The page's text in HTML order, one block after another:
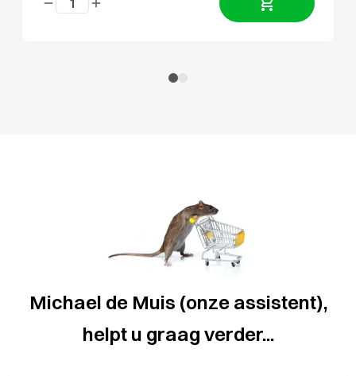
Michael de Muis (onze assistent),
helpt u graag verder...